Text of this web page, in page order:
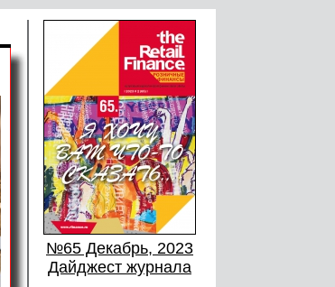
№65 Декабрь, 2023
Дайджест журнала